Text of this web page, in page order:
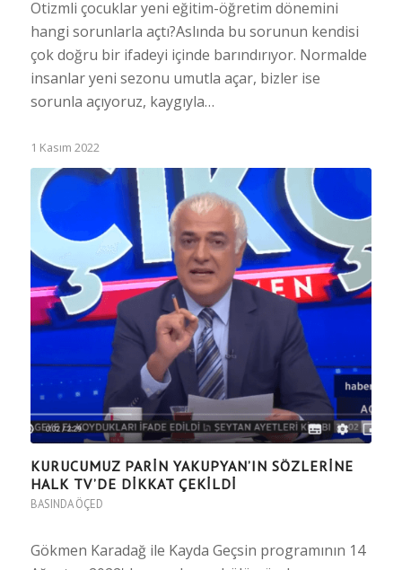
Otizmli çocuklar yeni eğitim-öğretim dönemini
hangi sorunlarla açtı?Aslında bu sorunun kendisi
çok doğru bir ifadeyi içinde barındırıyor. Normalde
insanlar yeni sezonu umutla açar, bizler ise
sorunla açıyoruz, kaygıyla…
1 Kasım 2022
KURUCUMUZ PARIN YAKUPYAN’IN SÖZLERINE
HALK TV’DE DIKKAT ÇEKILDI
BASINDA ÖÇED
Gökmen Karadağ ile Kayda Geçsin programının 14